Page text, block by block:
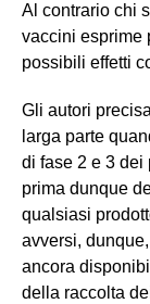
Al contrario chi
vaccini esprime
possibili effetti
Gli autori
larga parte
di fase 2 e 3
prima dunque
qualsiasi
avversi,
ancora
della raccolta